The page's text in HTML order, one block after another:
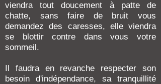
viendra tout doucement à patte de
chatte, sans faire de bruit vous
demandez des caresses, elle viendra
se blottir contre dans vous votre
sommeil.
Il faudra en revanche respecter son
besoin d'indépendance, sa tranquillité